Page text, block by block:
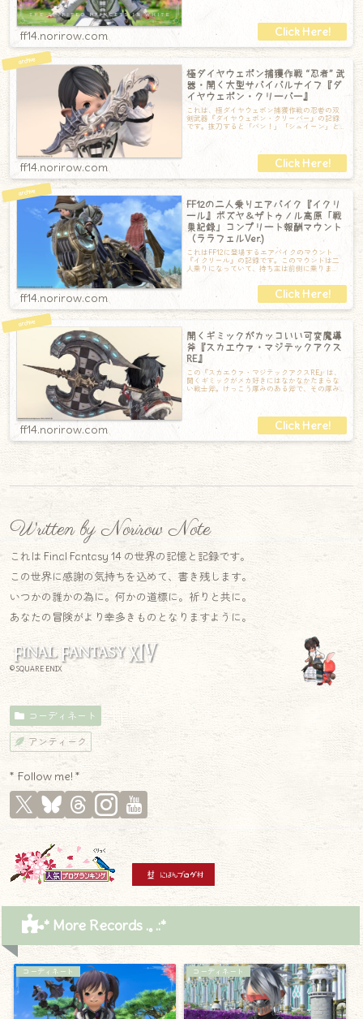
ff14.norirow.com
極ダイヤウェポン捕獲作戦 “忍者” 武
器・開く大型サバイバルナイフ『ダ
イヤウェポン・クリーバー』
これは、極ダイヤウェポン捕獲作戦の忍者の双
剣武器『ダイヤウェポン・クリーバー』の記録
です。抜刀すると「バン！」「シュイーン」と
ff14.norirow.com
FF12の二人乗りエアバイク『イクリ
ール』ボズヤ＆ザトゥノル高原「戦
果記録」コンプリート報酬マウント
（ララフェルVer.)
これはFF12に登場するエアバイクのマウント
『イクリール』の記録です。このマウントは二
人乗りになっていて、持ち主は前側に乗りま
ff14.norirow.com
開くギミックがカッコいい可変魔導
斧『スカエウァ・マジテックアクス
RE』
この『スカエウァ・マジテックアクスRE』は、
開くギミックがメカ好きにはなかなかたまらな
い戦士斧。けっこう厚みのある斧で、その厚み
ff14.norirow.com
Written by Norirow Note
これは Final Fantasy 14 の世界の記憶と記録です。
この世界に感謝の気持ちを込めて、書き残します。
いつかの誰かの為に。何かの道標に。祈りと共に。
あなたの冒険がより幸多きものとなりますように。
© SQUARE ENIX
コーディネート
アンティーク
* Follow me! *
* More Records .｡.:*
コーディネート コーディネート